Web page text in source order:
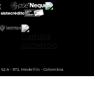
52 A - 372, Medellín - Colombia.